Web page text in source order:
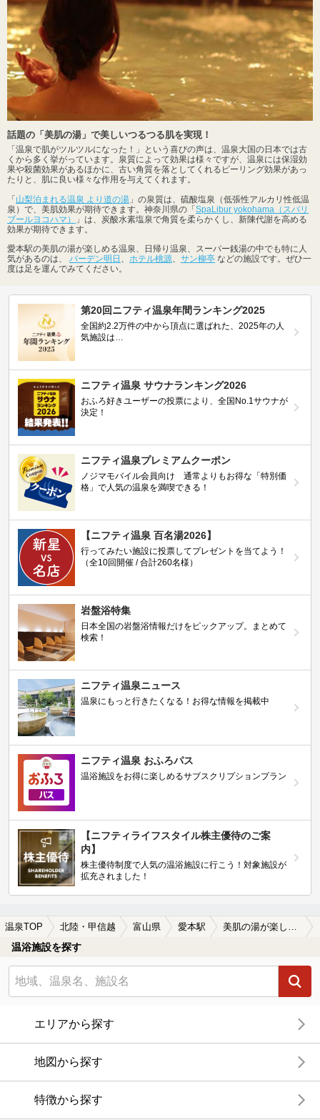
話題の「美肌の湯」で美しいつるつる肌を実現！
「温泉で肌がツルツルになった！」という喜びの声は、温泉大国の日本では古
くから多く挙がっています。泉質によって効果は様々ですが、温泉には保湿効
果や殺菌効果があるほかに、古い角質を落としてくれるピーリング効果があっ
たりと、肌に良い様々な作用を与えてくれます。
「山梨泊まれる温泉 より道の湯 」の泉質は、硫酸塩泉（低張性アルカリ性低温
泉）で、美肌効果が期待できます。神奈川県の「SpaLibur yokohama（スパリ
ブールヨコハマ）
」は、炭酸水素塩泉で角質を柔らかくし、新陳代謝を高める
効果が期待できます。
愛本駅の美肌の湯が楽しめる温泉、日帰り温泉、スーパー銭湯の中でも特に人
気があるのは、 バーデン明日 ホテル桃源 サン柳亭 などの施設です。ぜひ一
度は足を運んでみてください。
第20回ニフティ温泉年間ランキング2025
全国約2.2万件の中から頂点に選ばれた、2025年の人
気施設は…
ニフティ温泉 サウナランキング2026
おふろ好きユーザーの投票により、全国No.1サウナが
決定！
ニフティ温泉プレミアムクーポン
ノジマモバイル会員向け 通常よりもお得な「特別価
格」で人気の温泉を満喫できる！
【ニフティ温泉 百名湯2026】
行ってみたい施設に投票してプレゼントを当てよう！
（全10回開催 / 合計260名様）
岩盤浴特集
日本全国の岩盤浴情報だけをピックアップ。まとめて
検索！
ニフティ温泉ニュース
温泉にもっと行きたくなる！お得な情報を掲載中
ニフティ温泉 おふろパス
温浴施設をお得に楽しめるサブスクリプションプラン
【ニフティライフスタイル株主優待のご案
内】
株主優待制度で人気の温浴施設に行こう！対象施設が
拡充されました！
温泉TOP 北陸・甲信越 富山県 愛本駅 美肌の湯が楽しめる愛本駅近くの温泉、日帰り温泉、スーパー銭湯おすすめ
温浴施設を探す
エリアから探す
地図から探す
特徴から探す